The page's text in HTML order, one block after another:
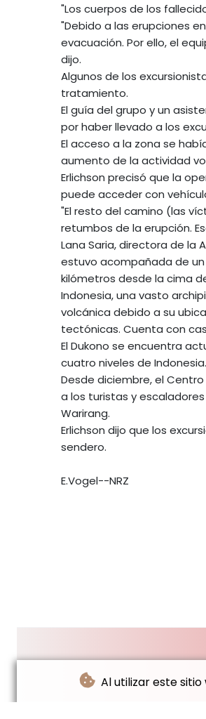
Al utilizar este
"Los cuerpos de los
"Debido a las erupciones
evacuación. Por ello, el
dijo.
Algunos de los
tratamiento.
El guía del grupo y un
por haber llevado a los
El acceso a la zona se
aumento de la actividad
Erlichson precisó que la
puede acceder con
"El resto del camino (las
retumbos de la erupción.
Lana Saria, directora de la
estuvo acompañada de un
kilómetros desde la cima
Indonesia, una vasto
volcánica debido a su
tectónicas. Cuenta con
El Dukono se encuentra
cuatro niveles de Indonesia.
Desde diciembre, el
a los turistas y
Warirang.
Erlichson dijo que los
sendero.
E.Vogel--NRZ